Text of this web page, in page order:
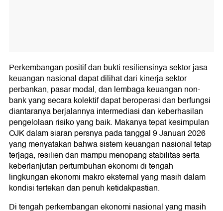
Perkembangan positif dan bukti resiliensinya sektor jasa
keuangan nasional dapat dilihat dari kinerja sektor
perbankan, pasar modal, dan lembaga keuangan non-
bank yang secara kolektif dapat beroperasi dan berfungsi
diantaranya berjalannya intermediasi dan keberhasilan
pengelolaan risiko yang baik. Makanya tepat kesimpulan
OJK dalam siaran persnya pada tanggal 9 Januari 2026
yang menyatakan bahwa sistem keuangan nasional tetap
terjaga, resilien dan mampu menopang stabilitas serta
keberlanjutan pertumbuhan ekonomi di tengah
lingkungan ekonomi makro eksternal yang masih dalam
kondisi tertekan dan penuh ketidakpastian.
Di tengah perkembangan ekonomi nasional yang masih